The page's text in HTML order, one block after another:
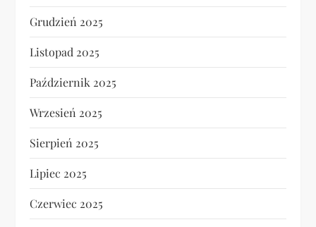
Grudzień 2025
Listopad 2025
Październik 2025
Wrzesień 2025
Sierpień 2025
Lipiec 2025
Czerwiec 2025